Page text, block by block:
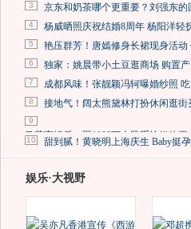
3 京东和奶茶哪个更重要？刘强东的
4 杨威晒照庆祝结婚8周年 杨阳洋轻
5 艳压群芳！唐嫣修身长裙现身活动
6 独家：姚晨带小土豆逛商场 购置
7 成都风味！张靓颖冯轲曝婚纱照
8 接地气！阔太熊黛林打扮休闲逛街
9
马蓉离婚后，砸1000万人民币给媒体要
10 甜到腻！黄晓明上海庆生 Baby挺
娱乐·大视野